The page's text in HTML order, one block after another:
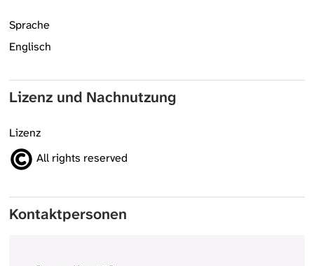
Sprache
Englisch
Lizenz und Nachnutzung
Lizenz
All rights reserved
Kontaktpersonen